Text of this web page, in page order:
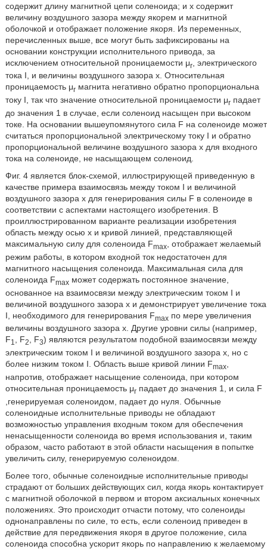
содержит длину магнитной цепи соленоида; и x содержит
величину воздушного зазора между якорем и магнитной
оболочкой и отображает положение якоря. Из переменных,
перечисленных выше, все могут быть зафиксированы на
основании конструкции исполнительного привода, за
исключением относительной проницаемости μr, электрического
тока I, и величины воздушного зазора x. Относительная
проницаемость μrмагнита негативно обратно пропорциональна
току I, так что значение относительной проницаемости μrпадает
до значения 1 в случае, если соленоид насыщен при высоком
токе. На основании вышеупомянутого сила F на соленоиде может
считаться пропорциональной электрическому току I и обратно
пропорциональной величине воздушного зазора x для входного
тока на соленоиде, не насыщающем соленоид.
Фиг. 4 является блок-схемой, иллюстрирующей приведенную в
качестве примера взаимосвязь между током I и величиной
воздушного зазора x для генерирования силы F в соленоиде в
соответствии с аспектами настоящего изобретения. В
проиллюстрированном варианте реализации изобретения
область между осью x и кривой линией, представляющей
максимальную силу для соленоида Fmax, отображает желаемый
режим работы, в котором входной ток недостаточен для
магнитного насыщения соленоида. Максимальная сила для
соленоида Fmaxможет содержать постоянное значение,
основанное на взаимосвязи между электрическим током I и
величиной воздушного зазора x и демонстрирует увеличение тока
I, необходимого для генерирования Fmaxпо мере увеличения
величины воздушного зазора x. Другие уровни силы (например,
F1 , F2, F3) являются результатом подобной взаимосвязи между
электрическим током I и величиной воздушного зазора x, но с
более низким током I. Область выше кривой линии Fmax,
напротив, отображает насыщение соленоида, при котором
относительная проницаемость μrпадает до значения 1, и сила F
,генерируемая соленоидом, падает до нуля. Обычные
соленоидные исполнительные приводы не обладают
возможностью управления входным током для обеспечения
ненасыщенности соленоида во время использования и, таким
образом, часто работают в этой области насыщения в попытке
увеличить силу, генерируемую соленоидом.
Более того, обычные соленоидные исполнительные приводы
страдают от больших действующих сил, когда якорь контактирует
с магнитной оболочкой в первом и втором аксиальных конечных
положениях. Это происходит отчасти потому, что соленоиды
однонаправлены по силе, то есть, если соленоид приведен в
действие для передвижения якоря в другое положение, сила
соленоида способна ускорит якорь по направлению к желаемому